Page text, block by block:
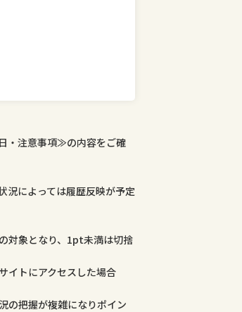
・注意事項≫の内容をご確
況によっては履歴反映が予定
対象となり、1pt未満は切捨
イトにアクセスした場合
の把握が複雑になりポイン